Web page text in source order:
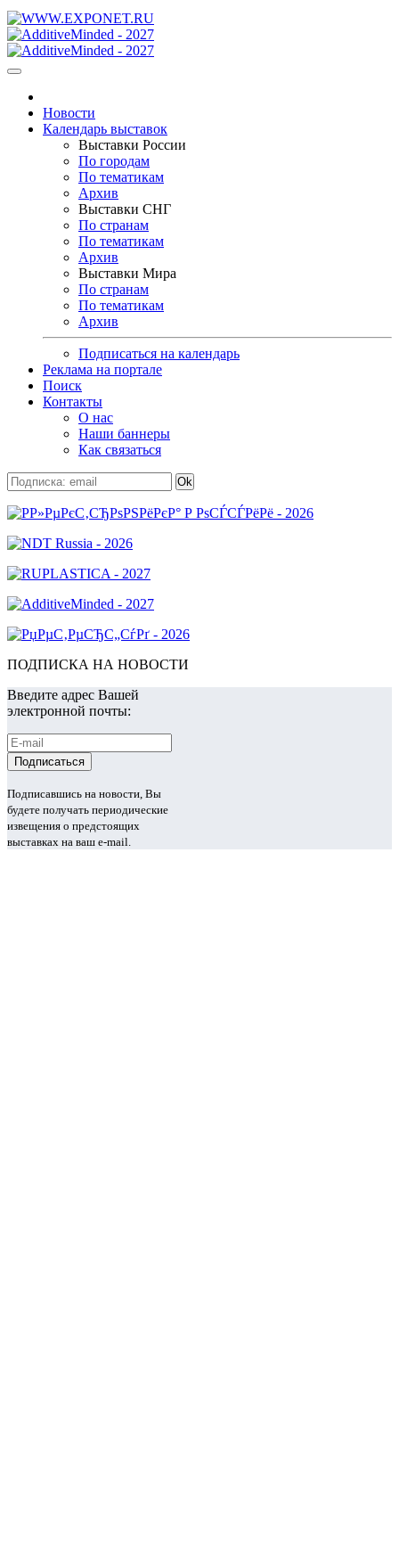
Новости
Календарь выставок
Выставки России
По городам
По тематикам
Архив
Выставки СНГ
По странам
По тематикам
Архив
Выставки Мира
По странам
По тематикам
Архив
Подписаться на календарь
Реклама на портале
Поиск
Контакты
О нас
Наши баннеры
Как связаться
ПОДПИСКА НА НОВОСТИ
Введите адрес Вашей
электронной почты:
Подписавшись на новости, Вы
будете получать периодические
извещения о предстоящих
выставках на ваш e-mail.